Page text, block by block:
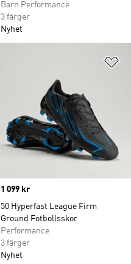
Barn Performance
3 färger
Nyhet
Price
1 099 kr
50 Hyperfast League Firm
Ground Fotbollsskor
Performance
3 färger
Nyhet